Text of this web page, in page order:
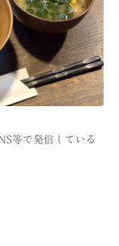
園・棚田
設
・スイーツ
等で発信している